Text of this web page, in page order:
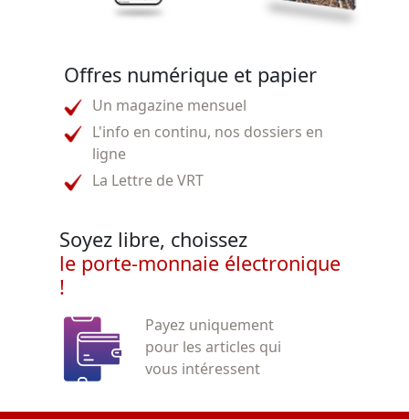
Offres numérique et papier
Un magazine mensuel
L'info en continu, nos dossiers en
ligne
La Lettre de VRT
Soyez libre, choissez
le porte-monnaie électronique
!
Payez uniquement
pour les articles qui
vous intéressent